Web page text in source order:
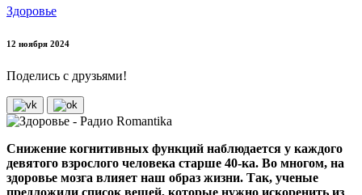
Здоровье
12 ноября 2024
Поделись с друзьями!
Снижение когнитивных функций наблюдается у каждого
девятого взрослого человека старше 40-ка. Во многом, на
здоровье мозга влияет наш образ жизни. Так, ученые
предложили список вещей, которые нужно искоренить из